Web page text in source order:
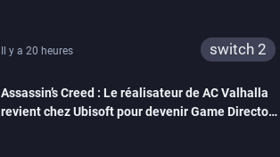
Il y a 20 heures switch 2
Assassin’s Creed : Le réalisateur de AC Valhalla
revient chez Ubisoft pour devenir Game Director